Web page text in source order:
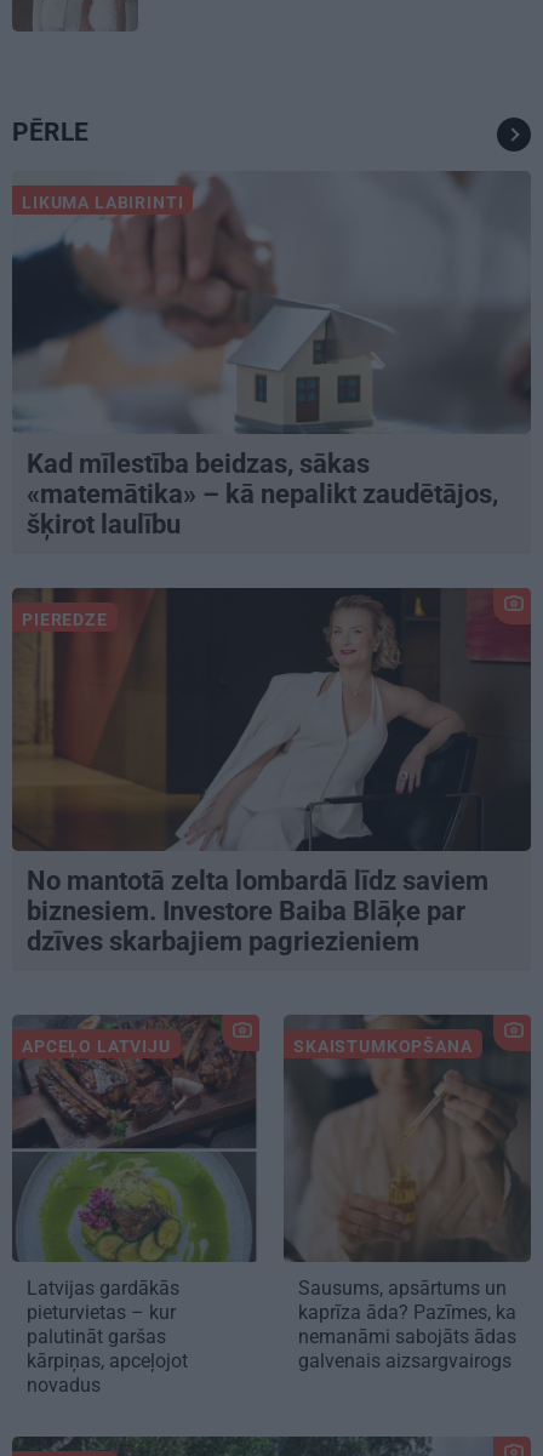
PĒRLE
LIKUMA LABIRINTI
Kad mīlestība beidzas, sākas
«matemātika» – kā nepalikt zaudētājos,
šķirot laulību
PIEREDZE
No mantotā zelta lombardā līdz saviem
biznesiem. Investore Baiba Blāķe par
dzīves skarbajiem pagriezieniem
APCEĻO LATVIJU
Latvijas gardākās
pieturvietas – kur
palutināt garšas
kārpiņas, apceļojot
novadus
SKAISTUMKOPŠANA
Sausums, apsārtums un
kaprīza āda? Pazīmes, ka
nemanāmi sabojāts ādas
galvenais aizsargvairogs